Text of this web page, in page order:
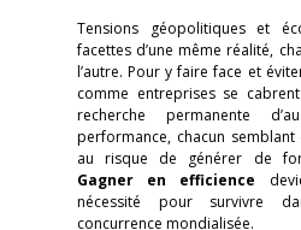
Tensions géopolitiques et
facettes d’une même réalité,
l’autre. Pour y faire face et
comme entreprises se
recherche permanente
performance, chacun semblant
au risque de générer de
Gagner en efficience
nécessité pour survivre
concurrence mondialisée.